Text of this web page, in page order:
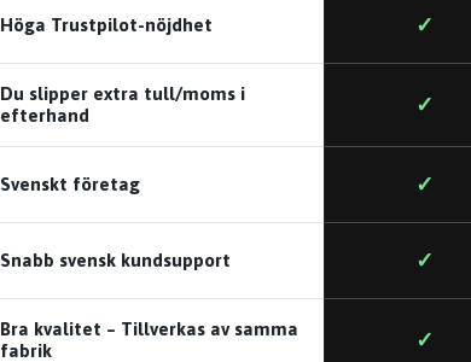
Höga Trustpilot-nöjdhet ✓
Du slipper extra tull/moms i
efterhand
✓
Svenskt företag ✓
Snabb svensk kundsupport ✓
Bra kvalitet – Tillverkas av samma
fabrik
✓